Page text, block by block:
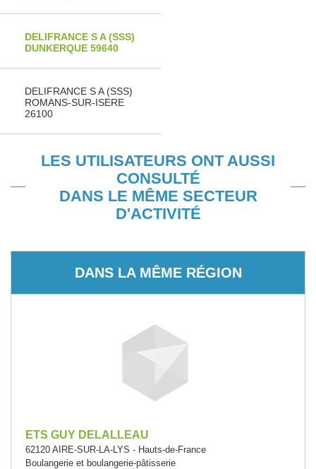
DELIFRANCE S A (SSS)
DUNKERQUE 59640
DELIFRANCE S A (SSS)
ROMANS-SUR-ISERE
26100
LES UTILISATEURS ONT AUSSI
CONSULTÉ
DANS LE MÊME SECTEUR
D'ACTIVITÉ
DANS LA MÊME RÉGION
ETS GUY DELALLEAU
62120 AIRE-SUR-LA-LYS - Hauts-de-France
Boulangerie et boulangerie-pâtisserie